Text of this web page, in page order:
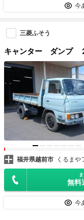
今
三菱ふそう
キャンター ダンプ
福井県越前市 くるまや
無料
今